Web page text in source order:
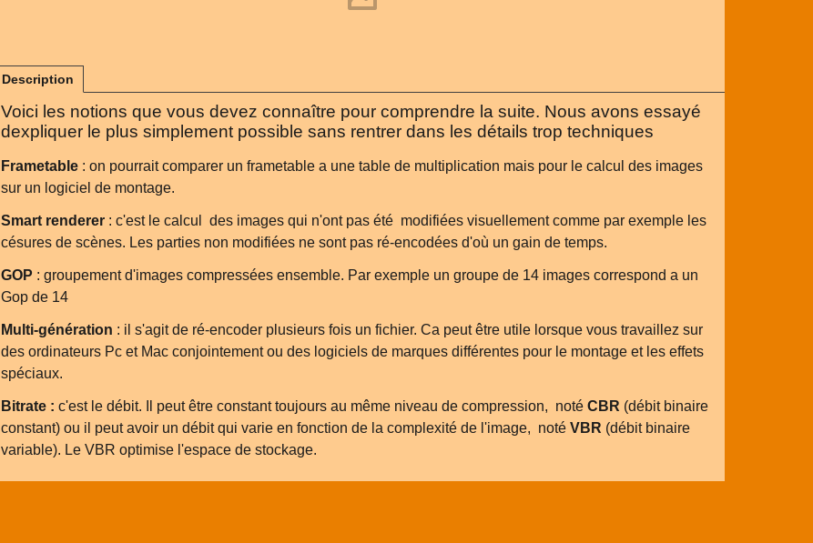
Description
Voici les notions que vous devez connaître pour comprendre la suite. Nous avons essayé
dexpliquer le plus simplement possible sans rentrer dans les détails trop techniques
Frametable : on pourrait comparer un frametable a une table de multiplication mais pour le calcul des images
sur un logiciel de montage.
Smart renderer : c'est le calcul des images qui n'ont pas été modifiées visuellement comme par exemple les
césures de scènes. Les parties non modifiées ne sont pas ré-encodées d'où un gain de temps.
GOP : groupement d'images compressées ensemble. Par exemple un groupe de 14 images correspond a un
Gop de 14
Multi-génération : il s'agit de ré-encoder plusieurs fois un fichier. Ca peut être utile lorsque vous travaillez sur
des ordinateurs Pc et Mac conjointement ou des logiciels de marques différentes pour le montage et les effets
spéciaux.
Bitrate : c'est le débit. Il peut être constant toujours au même niveau de compression, noté CBR (débit binaire
constant) ou il peut avoir un débit qui varie en fonction de la complexité de l'image, noté VBR (débit binaire
variable). Le VBR optimise l'espace de stockage.